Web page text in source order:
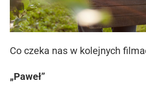
Co czeka nas w kolejnych
„Paweł”